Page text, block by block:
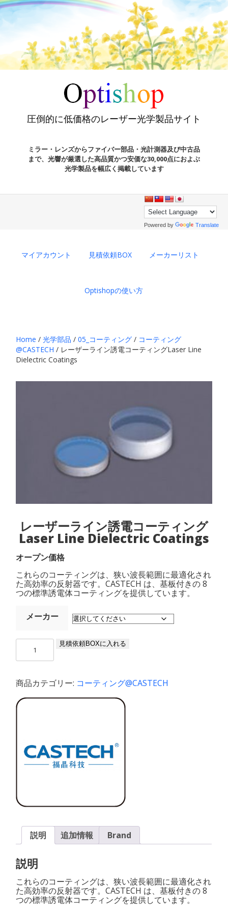
圧倒的に低価格のレーザー光学製品サイト
ミラー・レンズからファイバー部品・光計測器及び中古品
まで、光響が厳選した高品質かつ安価な30,000点におよぶ
光学製品を幅広く掲載しています
Powered by Translate
マイアカウント 見積依頼BOX メーカーリスト
Optishopの使い方
Home /光学部品 /05_コーティング / コーティング
@CASTECH / レーザーライン誘電コーティングLaser Line
Dielectric Coatings
レーザーライン誘電コーティング
Laser Line Dielectric Coatings
オープン価格
これらのコーティングは、狭い波長範囲に最適化され
た高効率の反射器です。CASTECH は、基板付きの 8
つの標準誘電体コーティングを提供しています。
メーカー
ー
ラ
イ
ン
グ
Line
Dielectric
個
見積依頼BOXに入れる
商品カテゴリー: コーティング@CASTECH
説明 追加情報 Brand
説明
これらのコーティングは、狭い波長範囲に最適化され
た高効率の反射器です。CASTECH は、基板付きの 8
つの標準誘電体コーティングを提供しています。